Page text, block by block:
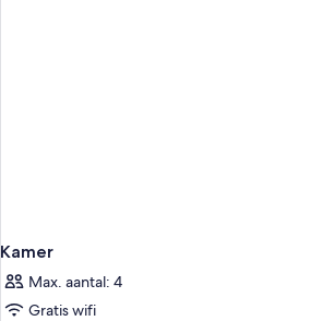
Kamer
Max. aantal: 4
Gratis wifi